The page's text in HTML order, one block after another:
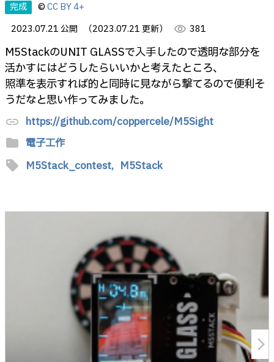
完成 ©CC BY 4+
2023.07.21 公開
（2023.07.21 更新） visibility 381
M5StackのUNIT GLASSで入手したので透明な部分を
活かすにはどうしたらいいかと考えたところ、
照準を表示すれば的と同時に見ながら撃てるので便利そ
うだなと思い作ってみました。
link https://github.com/coppercele/M5Sight
folder 電子工作
sell M5Stack_contest, M5Stack
arrow_forward_ios